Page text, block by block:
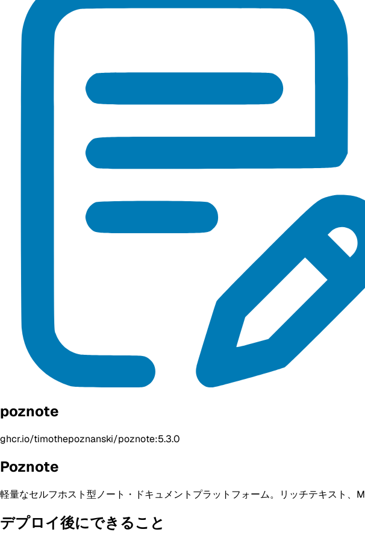
poznote
ghcr.io/timothepoznanski/poznote:5.3.0
Poznote
軽量なセルフホスト型ノート・ドキュメントプラットフォーム。リッチテキスト、
デプロイ後にできること